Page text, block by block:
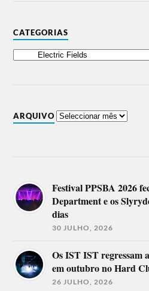
CATEGORIAS
ARQUIVO
Festival PPSBA 2026
Department e os
dias
30 JULHO, 2026
Os IST IST regressam
em outubro no Hard
26 JULHO, 2026